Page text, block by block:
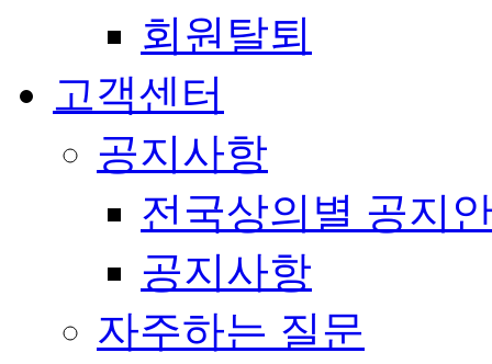
회원탈퇴
고객센터
공지사항
전국상의별 공지
공지사항
자주하는 질문